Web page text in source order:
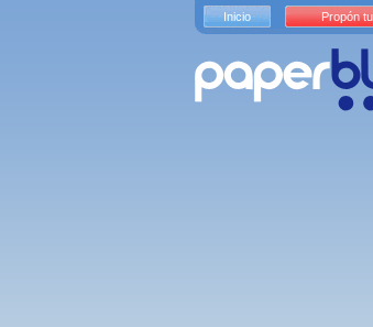
Inicio Propón